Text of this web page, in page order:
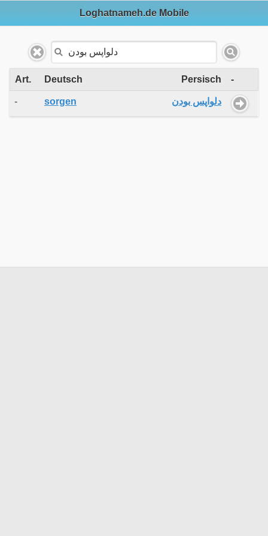
Loghatnameh.de Mobile
Art. Deutsch Persisch -
- sorgen دلواپس بودن